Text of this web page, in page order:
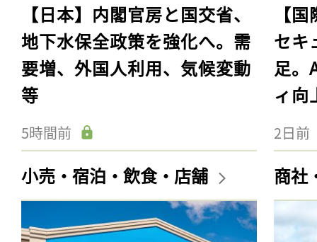
【日本】内閣官房と国交省、
地下水保全政策を強化へ。需
要増、外国人利用、気候変動
等
5時間前
【
セキ
足。
ィ向
2日前
小売・宿泊・飲食・店舗 商社